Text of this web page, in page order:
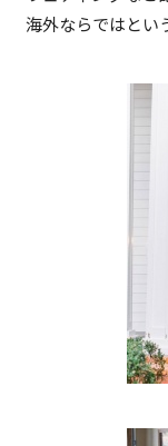
海外ならではとい